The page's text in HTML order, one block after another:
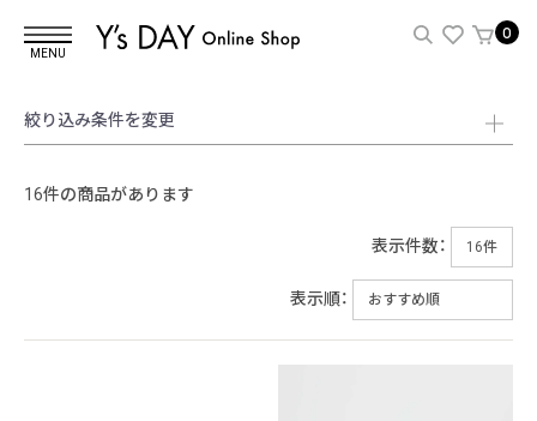
MENU
0
絞り込み条件を変更
16件の商品があります
表示件数：
表示順：